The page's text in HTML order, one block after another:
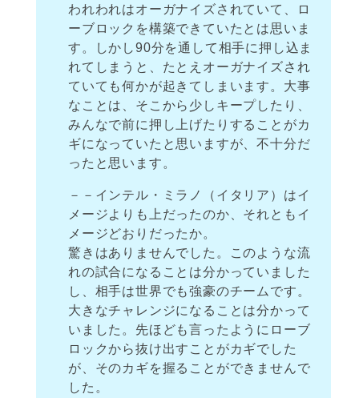
われわれはオーガナイズされていて、ロ
ーブロックを構築できていたとは思いま
す。しかし90分を通して相手に押し込ま
れてしまうと、たとえオーガナイズされ
ていても何かが起きてしまいます。大事
なことは、そこから少しキープしたり、
みんなで前に押し上げたりすることがカ
ギになっていたと思いますが、不十分だ
ったと思います。
－－インテル・ミラノ（イタリア）はイ
メージよりも上だったのか、それともイ
メージどおりだったか。
驚きはありませんでした。このような流
れの試合になることは分かっていました
し、相手は世界でも強豪のチームです。
大きなチャレンジになることは分かって
いました。先ほども言ったようにローブ
ロックから抜け出すことがカギでした
が、そのカギを握ることができませんで
した。